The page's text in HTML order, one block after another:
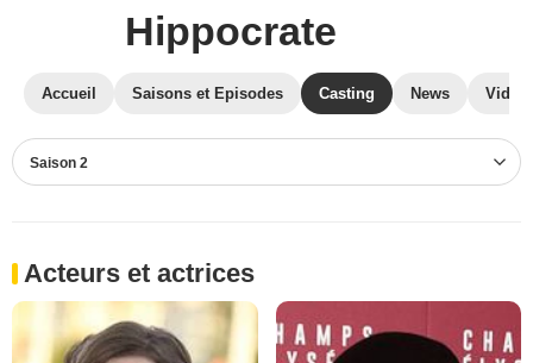
Hippocrate
Accueil Saisons et Episodes Casting News
Saison 2
Acteurs et actrices